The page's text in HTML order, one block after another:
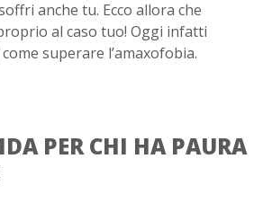
anche tu. Ecco allora che
al caso tuo! Oggi infatti
superare l’amaxofobia.
PER CHI HA PAURA